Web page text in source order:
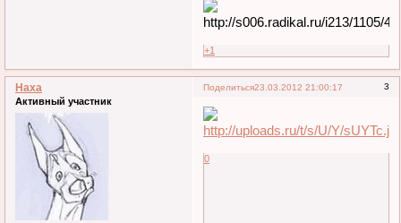
+1
Поделиться 3
23.03.2012 21:00:17
Наха
Активный участник
0